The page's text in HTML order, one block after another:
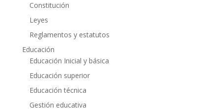
Constitución
Leyes
Reglamentos y estatutos
Educación
Educación Inicial y básica
Educación superior
Educación técnica
Gestión educativa